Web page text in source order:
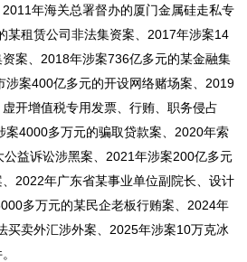
年海关总署督办的厦门金属硅走私专
某租赁公司非法集资案、2017年涉案14
案、2018年涉案736亿多元的某金融集
涉案400亿多元的开设网络赌场案、2019
开增值税专用发票、行贿、职务侵占
案4000多万元的骗取贷款案、2020年索
益诉讼涉黑案、2021年涉案200亿多元
2022年广东省某事业单位副院长、设计
多万元的某民企老板行贿案、2024年
买卖外汇涉外案、2025年涉案10万克冰